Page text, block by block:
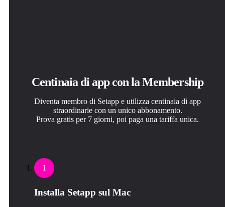
Centinaia di app con la Membership
Diventa membro di Setapp e utilizza centinaia di app
straordinarie con un unico abbonamento.
Prova gratis per 7 giorni, poi paga una tariffa unica.
1
Installa Setapp sul Mac